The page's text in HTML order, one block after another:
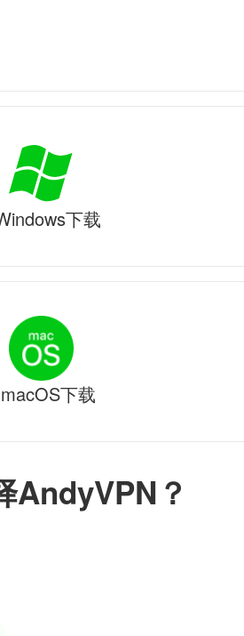
AndyVPN？
下载
macOS下载